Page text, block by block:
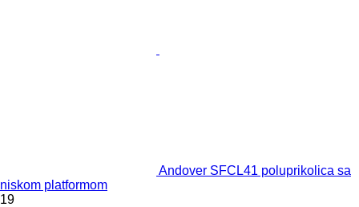
Andover SFCL41 poluprikolica sa
niskom platformom
19